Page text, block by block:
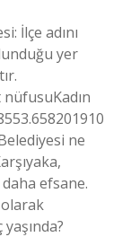
İlçe adını
yer
nüfusuKadın
ne
efsane.
olarak